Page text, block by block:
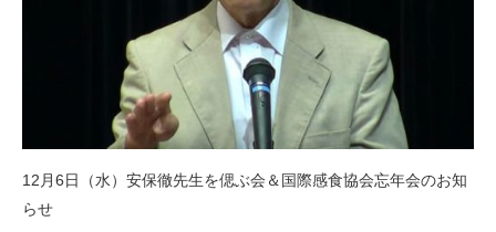
12月6日（水）安保徹先生を偲ぶ会＆国際感食協会忘年会のお知
らせ